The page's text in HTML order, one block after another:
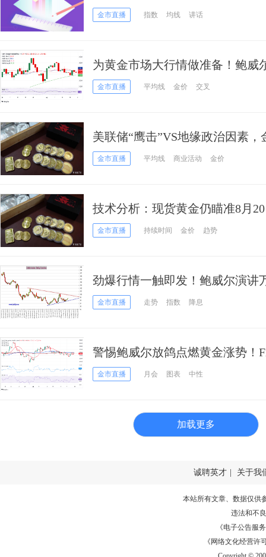
3300,“死叉”再添利空
金市直播 指数 均线 讲话
为黄金市场大行情做准备！鲍威
FXStreet高级分析师黄金分析
金市直播 平均线 金价 交叉
美联储“鹰击”VS地缘政治因素，
金市直播 平均线 商业活动 金价
技术分析：现货黄金仍瞄准8月
金市直播 持续时间 金价 趋势
劲爆行情一触即发！鲍威尔演讲
元、欧元、英镑、澳元和人民币
金市直播 走势 指数 降息
警惕鲍威尔放鸽点燃黄金涨势！
技术分析 盯住关键阻力
金市直播 月会 图表 中性
加载更多
诚聘英才 | 关于我
本站所有文章、数据仅供
违法和不
《电子公告服务
《网络文化经营许